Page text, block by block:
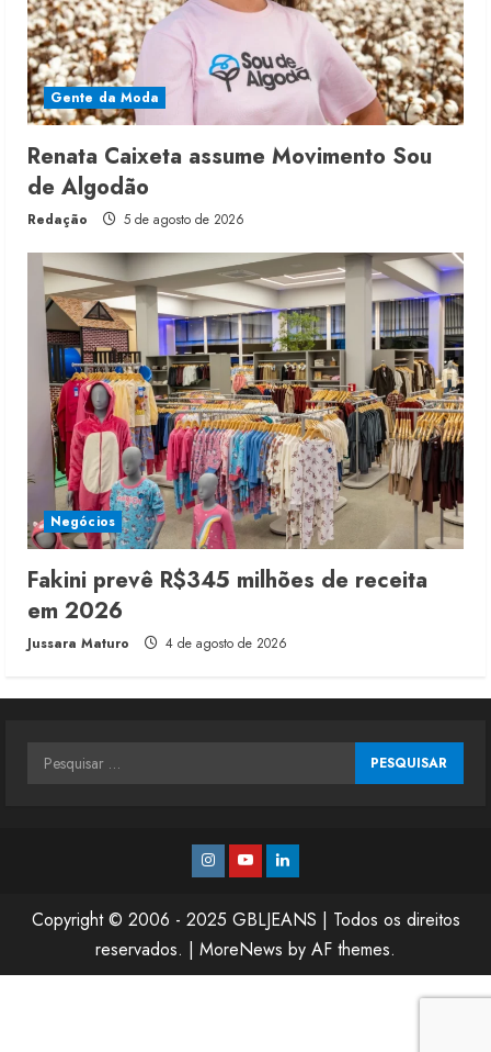
Gente da Moda
Renata Caixeta assume Movimento Sou
de Algodão
Redação 5 de agosto de 2026
Negócios
Fakini prevê R$345 milhões de receita
em 2026
Jussara Maturo 4 de agosto de 2026
Pesquisar
Instagram
YoutubeLinkedin
Copyright © 2006 - 2025 GBLJEANS | Todos os direitos
reservados. | MoreNews by AF themes.